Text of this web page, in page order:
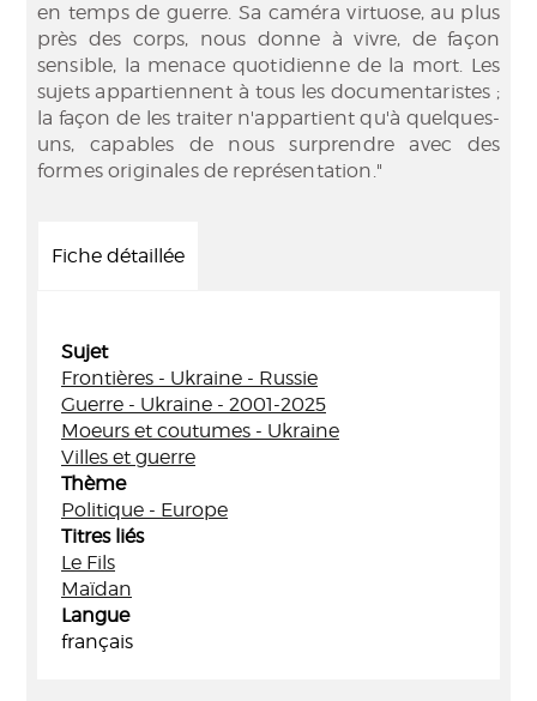
en temps de guerre. Sa caméra virtuose, au plus
près des corps, nous donne à vivre, de façon
sensible, la menace quotidienne de la mort. Les
sujets appartiennent à tous les documentaristes ;
la façon de les traiter n'appartient qu'à quelques-
uns, capables de nous surprendre avec des
formes originales de représentation."
Fiche détaillée
Sujet
Frontières - Ukraine - Russie
Guerre - Ukraine - 2001-2025
Moeurs et coutumes - Ukraine
Villes et guerre
Thème
Politique - Europe
Titres liés
Le Fils
Maïdan
Langue
français